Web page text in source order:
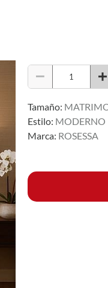
Tamaño:
Estilo: MODERNO
Marca: ROSESSA